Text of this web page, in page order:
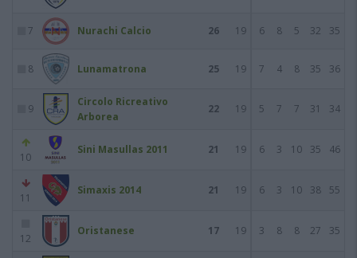
7 Nurachi Calcio 26 19 6 8 5 32 35
8 Lunamatrona 25 19 7 4 8 35 36
9
Circolo Ricreativo
Arborea
22 19 5 7 7 31 34
10
Sini Masullas 2011 21 19 6 3 10 35 46
11
Simaxis 2014 21 19 6 3 10 38 55
12
Oristanese 17 19 3 8 8 27 35